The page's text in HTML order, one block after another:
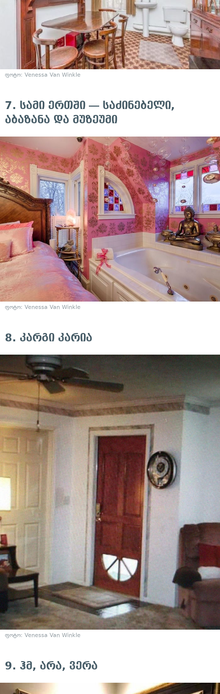
ფოტო: Venessa Van Winkle
7. სამი ერთში — საძინებელი,
აბაზანა და მუზეუმი
ფოტო: Venessa Van Winkle
8. კარგი კარია
ფოტო: Venessa Van Winkle
9. ჰმ, არა, ვერა